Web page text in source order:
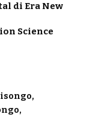
di Era New
Science